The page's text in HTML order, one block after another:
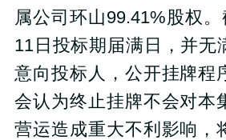
属公司环山99.41%股权。
11日投标期届满日，并无
意向投标人，公开挂牌程
会认为终止挂牌不会对本
营运造成重大不利影响，